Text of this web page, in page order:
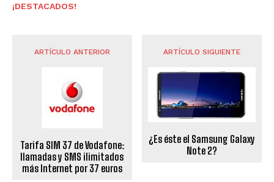
¡DESTACADOS!
ARTÍCULO ANTERIOR
Tarifa SIM 37 de Vodafone:
llamadas y SMS ilimitados
más Internet por 37 euros
ARTÍCULO SIGUIENTE
¿Es éste el Samsung Galaxy
Note 2?